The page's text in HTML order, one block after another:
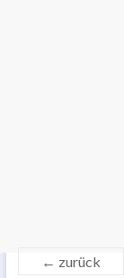
← zurück